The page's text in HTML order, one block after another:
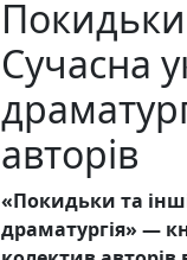
Покидьки
Сучасна
авторів
«Покидьки та
драматургія» —